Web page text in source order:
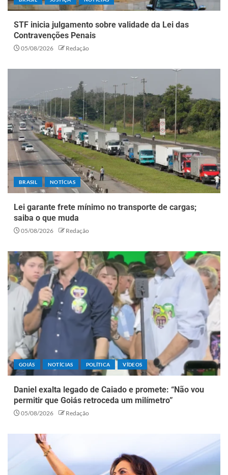
STF inicia julgamento sobre validade da Lei das
Contravenções Penais
05/08/2026 Redação
BRASIL NOTÍCIAS
Lei garante frete mínimo no transporte de cargas;
saiba o que muda
05/08/2026 Redação
GOIÁS NOTÍCIAS POLÍTICA VÍDEOS
Daniel exalta legado de Caiado e promete: “Não vou
permitir que Goiás retroceda um milímetro”
05/08/2026 Redação